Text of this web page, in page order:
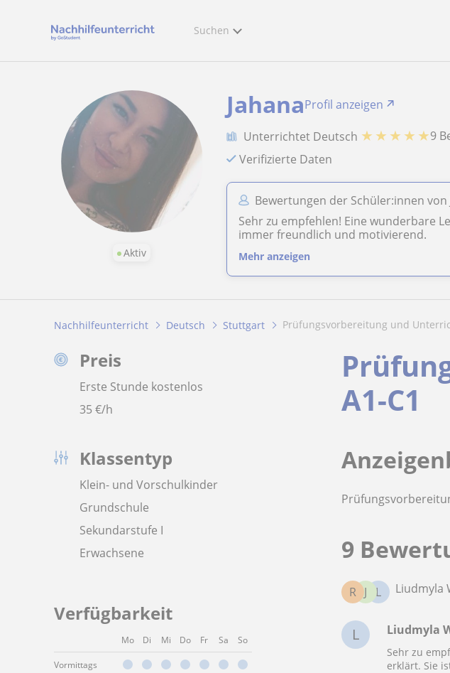
Suchen
Aktiv
JahanaProfil anzeigen
Unterrichtet Deutsch ★ ★ ★ ★ ★9
Verifizierte Daten
Bewertungen der Schüler:innen von
Sehr zu empfehlen! Eine wunderbare
immer freundlich und motivierend.
Mehr anzeigen
Nachhilfeunterricht Deutsch Stuttgart Prüfungsvorbereitung und
Preis
Erste Stunde kostenlos
35€/h
Klassentyp
Klein- und Vorschulkinder
Grundschule
Sekundarstufe I
Erwachsene
Verfügbarkeit
Mo Di Mi Do Fr Sa So
Vormittags
A1-C1
9
L
J
R Liudmyla
L Liudmyla
Sehr zu
erklärt. Sie